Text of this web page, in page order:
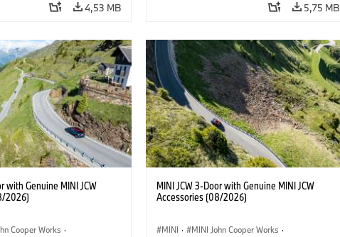
4,53 MB 5,75 MB
with Genuine MINI JCW
2026)
Cooper Works ·
MINI JCW 3-Door with Genuine MINI JCW
Accessories (08/2026)
MINI · MINI John Cooper Works ·